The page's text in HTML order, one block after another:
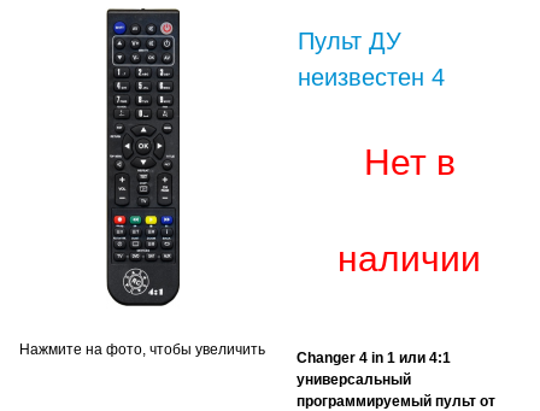
Нажмите на фото, чтобы увеличить
Пульт ДУ
неизвестен 4
Нет в
наличии
Changer 4 in 1 или 4:1
универсальный
программируемый пульт от